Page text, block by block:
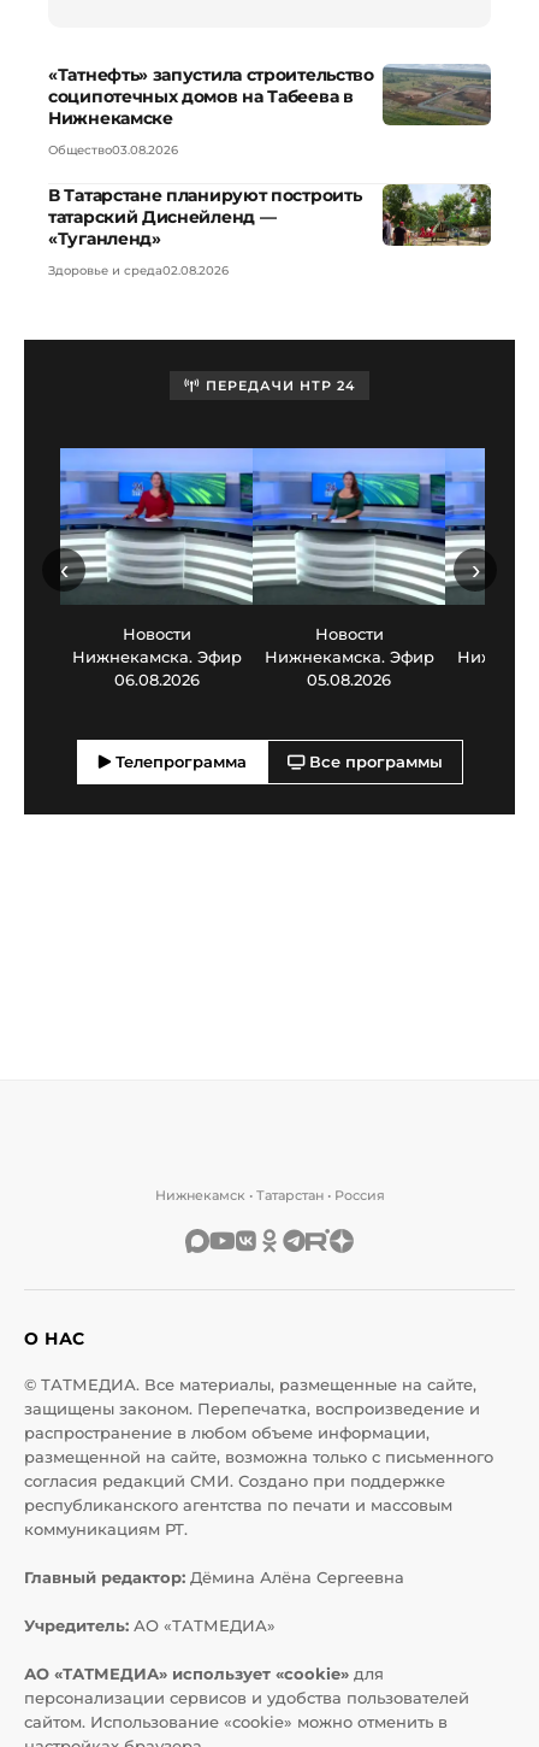
«Татнефть» запустила строительство
соципотечных домов на Табеева в
Нижнекамске
Общество03.08.2026
В Татарстане планируют построить
татарский Диснейленд —
«Туганленд»
Здоровье и среда02.08.2026
ПЕРЕДАЧИ НТР 24
Новости
Нижнекамска. Эфир
06.08.2026
Новости
Нижнекамска. Эфир
05.08.2026
‹ ›
Телепрограмма Все программы
Нижнекамск • Татарстан • Россия
О НАС
© ТАТМЕДИА. Все материалы, размещенные на сайте,
защищены законом. Перепечатка, воспроизведение и
распространение в любом объеме информации,
размещенной на сайте, возможна только с письменного
согласия редакций СМИ. Создано при поддержке
республиканского агентства по печати и массовым
коммуникациям РТ.
Главный редактор: Дёмина Алёна Сергеевна
Учредитель: АО «ТАТМЕДИА»
АО «ТАТМЕДИА» использует «cookie» для
персонализации сервисов и удобства пользователей
сайтом. Использование «cookie» можно отменить в